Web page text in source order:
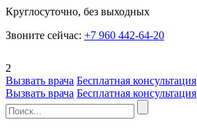
Круглосуточно, без выходных
Звоните сейчас: +7 960 442-64-20
2
Вызвать врача Бесплатная консультация
Вызвать врача Бесплатная консультация